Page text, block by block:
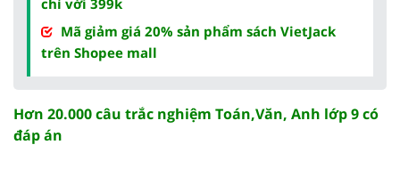
Mã giảm giá 20% sản phẩm sách VietJack
trên Shopee mall
Hơn 20.000 câu trắc nghiệm Toán,Văn, Anh lớp 9 có
đáp án